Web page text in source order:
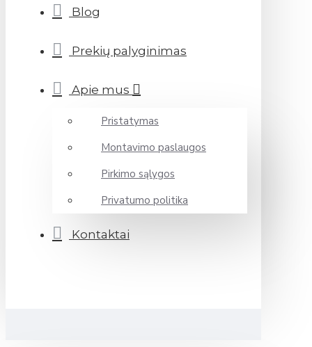
Blog
Prekių palyginimas
Apie mus
Pristatymas
Montavimo paslaugos
Pirkimo sąlygos
Privatumo politika
Kontaktai